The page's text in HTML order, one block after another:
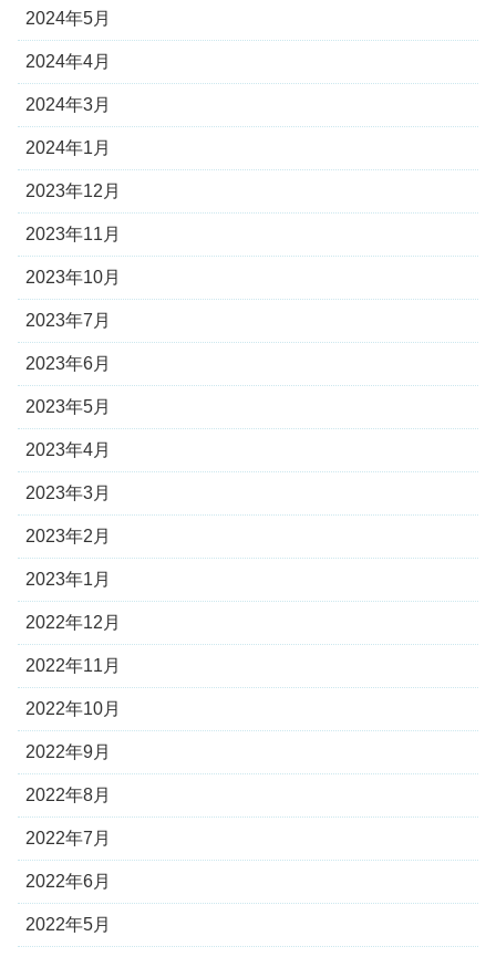
2024年5月
2024年4月
2024年3月
2024年1月
2023年12月
2023年11月
2023年10月
2023年7月
2023年6月
2023年5月
2023年4月
2023年3月
2023年2月
2023年1月
2022年12月
2022年11月
2022年10月
2022年9月
2022年8月
2022年7月
2022年6月
2022年5月